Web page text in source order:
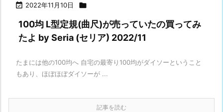
 2022年11月10日 
100均 L型定規(曲尺)が売っていたの買ってみ
たよ by Seria (セリア) 2022/11
たまには他の100均へ 自宅の最寄り100均がダイソーということ
もあり、ほぼほぼダイソーが ...
記事を読む